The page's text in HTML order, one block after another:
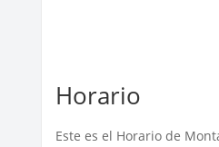
Horario
Este es el Horario de